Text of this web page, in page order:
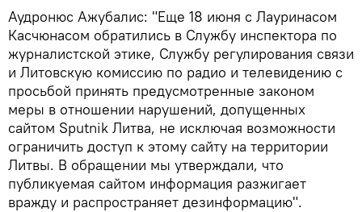
Аудронюс Ажубалис: "Еще 18 июня с Лауринасом
Касчюнасом обратились в Службу инспектора по
журналистской этике, Службу регулирования связи
и Литовскую комиссию по радио и телевидению с
просьбой принять предусмотренные законом
меры в отношении нарушений, допущенных
сайтом Sputnik Литва, не исключая возможности
ограничить доступ к этому сайту на территории
Литвы. В обращении мы утверждали, что
публикуемая сайтом информация разжигает
вражду и распространяет дезинформацию".